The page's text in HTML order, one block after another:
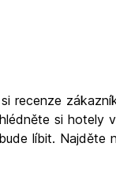
recenze
si hotely
líbit. Najděte